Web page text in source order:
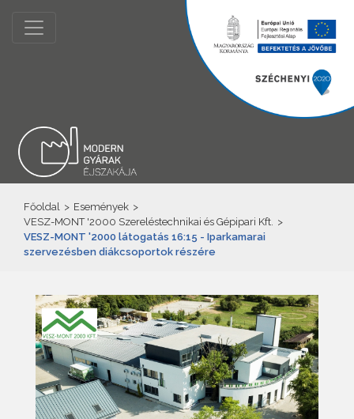
Főoldal > Események >
VESZ-MONT '2000 Szereléstechnikai és Gépipari Kft. >
VESZ-MONT '2000 látogatás 16:15 - Iparkamarai
szervezésben diákcsoportok részére